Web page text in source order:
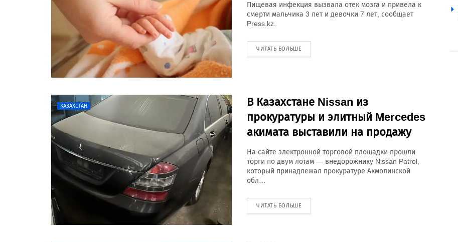
Пищевая инфекция вызвала отек мозга и привела к
смерти мальчика 3 лет и девочки 7 лет, сообщает
Press.kz.
ЧИТАТЬ БОЛЬШЕ
КАЗАХСТАН
В Казахстане Nissan из
прокуратуры и элитный Mercedes
акимата выставили на продажу
На сайте электронной торговой площадки прошли
торги по двум лотам — внедорожнику Nissan Patrol,
который принадлежал прокуратуре Акмолинской
обл…
ЧИТАТЬ БОЛЬШЕ